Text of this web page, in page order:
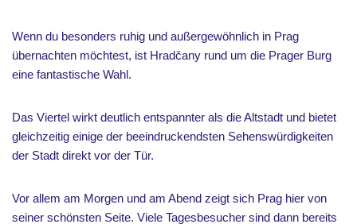
Wenn du besonders ruhig und außergewöhnlich in Prag
übernachten möchtest, ist Hradčany rund um die Prager Burg
eine fantastische Wahl.
Das Viertel wirkt deutlich entspannter als die Altstadt und bietet
gleichzeitig einige der beeindruckendsten Sehenswürdigkeiten
der Stadt direkt vor der Tür.
Vor allem am Morgen und am Abend zeigt sich Prag hier von
seiner schönsten Seite. Viele Tagesbesucher sind dann bereits